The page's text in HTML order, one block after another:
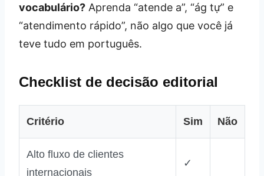
vocabulário? Aprenda “atende a”, “ág tự” e
“atendimento rápido”, não algo que você já
teve tudo em português.
Checklist de decisão editorial
Critério Sim Não
Alto fluxo de clientes
internacionais
✓